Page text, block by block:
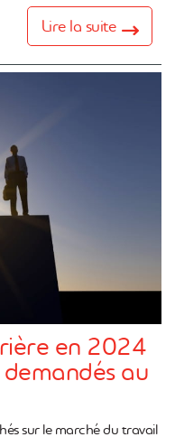
Lire la suite
en 2024
demandés au
sur le marché du travail